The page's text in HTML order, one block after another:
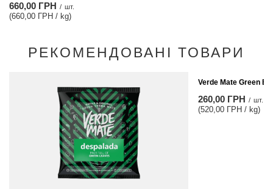
660,00 ГРН / шт.
(660,00 ГРН / kg)
РЕКОМЕНДОВАНІ ТОВАРИ
Verde Mate Green
260,00 ГРН / шт.
(520,00 ГРН / kg)